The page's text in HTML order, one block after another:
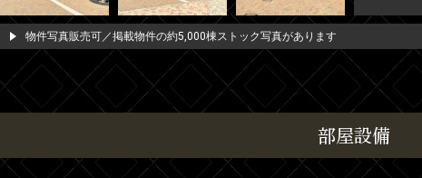
物件写真販売可／掲載物件の約5,000棟ストック写真があります
部屋設備